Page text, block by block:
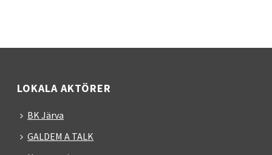
LOKALA AKTÖRER
BK Järva
GALDEM A TALK